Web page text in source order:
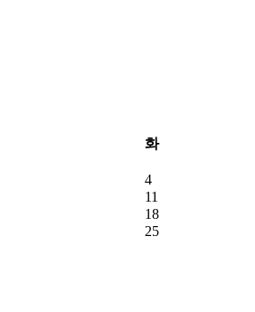
화
4
11
18
25